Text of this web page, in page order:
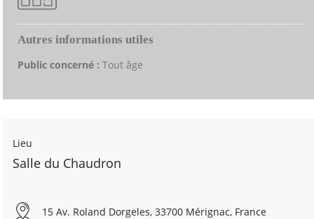
Autres informations utiles
Public concerné : Tout âge
Lieu
Salle du Chaudron
15 Av. Roland Dorgeles, 33700 Mérignac, France